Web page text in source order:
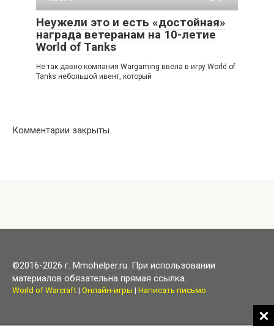
Неужели это и есть «достойная»
награда ветеранам на 10-летие
World of Tanks
Не так давно компания Wargaming ввела в игру World of
Tanks небольшой ивент, который
Комментарии закрыты.
©2016-2026 г. Mmohelper.ru. При использовании
материалов обязательна прямая ссылка.
World of Warcraft| Онлайн-игры | Написать письмо